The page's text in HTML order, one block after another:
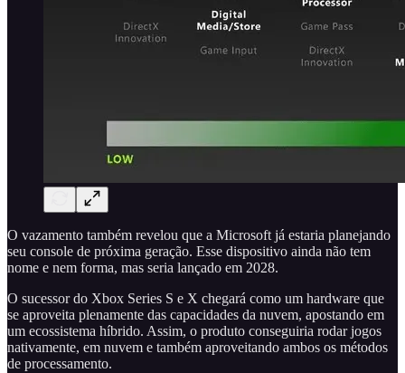
O vazamento também revelou que a Microsoft já estaria planejando
seu console de próxima geração. Esse dispositivo ainda não tem
nome e nem forma, mas seria lançado em 2028.
O sucessor do Xbox Series S e X chegará como um hardware que
se aproveita plenamente das capacidades da nuvem, apostando em
um ecossistema híbrido. Assim, o produto conseguiria rodar jogos
nativamente, em nuvem e também aproveitando ambos os métodos
de processamento.